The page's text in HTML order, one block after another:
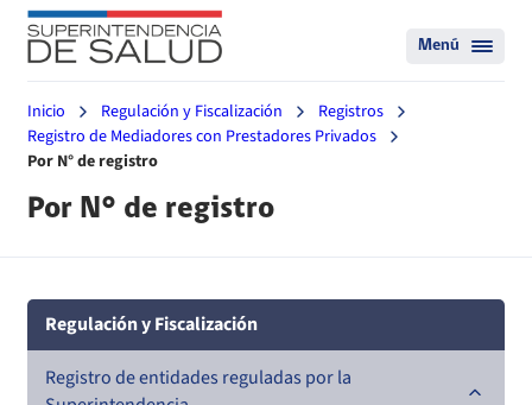
Menú
Inicio Regulación y Fiscalización
Registros
Registro de Mediadores con Prestadores Privados
Por N° de registro
Por N° de registro
Regulación y Fiscalización
Registro de entidades reguladas por la